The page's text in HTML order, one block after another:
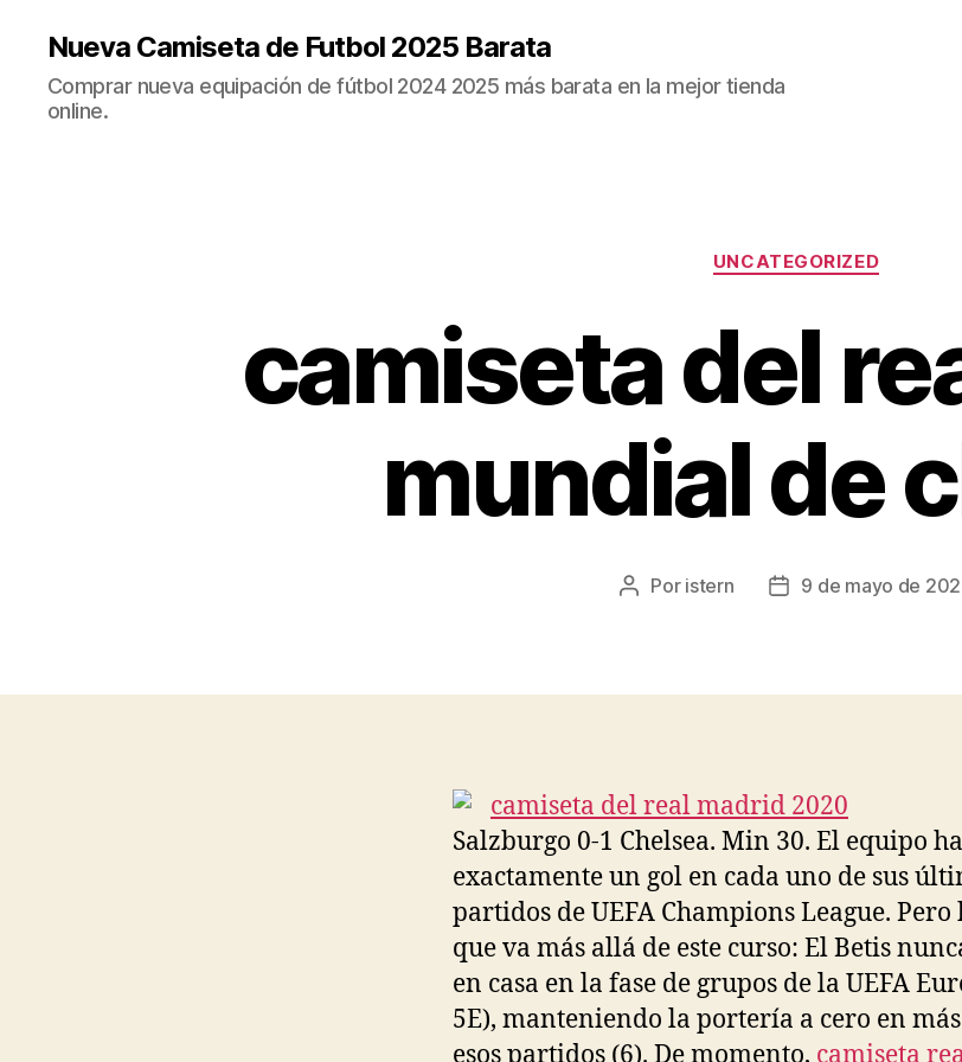
Nueva Camiseta de Futbol 2025 Barata
Comprar nueva equipación de fútbol 2024 2025 más barata en la mejor tienda
online.
Categorías
UNCATEGORIZED
camiseta del
mundial de
Autor
Por istern
Fecha9 de mayo de
Salzburgo 0-1 Chelsea. Min 30. El equipo
exactamente un gol en cada uno de sus
partidos de UEFA Champions League.
que va más allá de este curso: El Betis
en casa en la fase de grupos de la UEFA
5E), manteniendo la portería a cero en
esos partidos (6). De momento, camiseta